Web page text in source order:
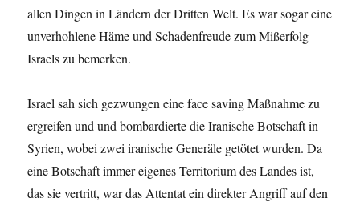
allen Dingen in Ländern der Dritten Welt. Es war sogar eine
unverhohlene Häme und Schadenfreude zum Mißerfolg
Israels zu bemerken.
Israel sah sich gezwungen eine face saving Maßnahme zu
ergreifen und und bombardierte die Iranische Botschaft in
Syrien, wobei zwei iranische Generäle getötet wurden. Da
eine Botschaft immer eigenes Territorium des Landes ist,
das sie vertritt, war das Attentat ein direkter Angriff auf den